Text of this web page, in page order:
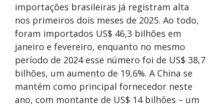
importações brasileiras já registram alta
nos primeiros dois meses de 2025. Ao todo,
foram importados US$ 46,3 bilhões em
janeiro e fevereiro, enquanto no mesmo
período de 2024 esse número foi de US$ 38,7
bilhões, um aumento de 19,6%. A China se
mantém como principal fornecedor neste
ano, com montante de US$ 14 bilhões – um